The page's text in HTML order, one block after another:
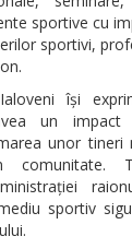
sportive cu
sportivi,
își
un
unor
sportiv